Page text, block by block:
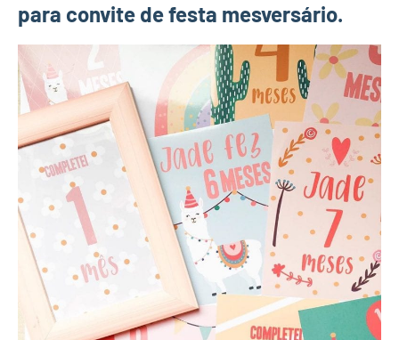
para convite de festa mesversário.